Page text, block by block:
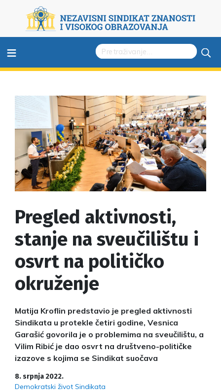
≡
Pregled aktivnosti,
stanje na sveučilištu i
osvrt na političko
okruženje
Matija Kroflin predstavio je pregled aktivnosti
Sindikata u protekle četiri godine, Vesnica
Garašić govorila je o problemima na sveučilištu, a
Vilim Ribić je dao osvrt na društveno-političke
izazove s kojima se Sindikat suočava
8. srpnja 2022.
Demokratski život Sindikata